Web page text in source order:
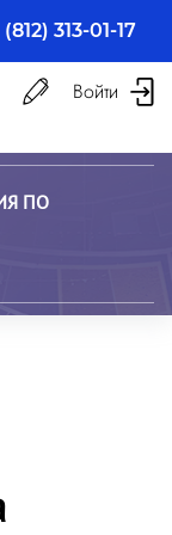
(812) 313-01-17
Войти
ПО